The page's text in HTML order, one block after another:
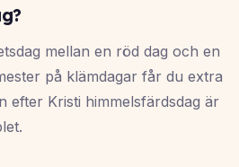
mellan en röd dag och en
på klämdagar får du extra
efter Kristi himmelsfärdsdag är